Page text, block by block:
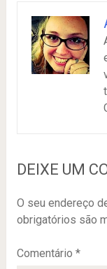
DEIXE UM
O seu endereço
obrigatórios são
Comentário *